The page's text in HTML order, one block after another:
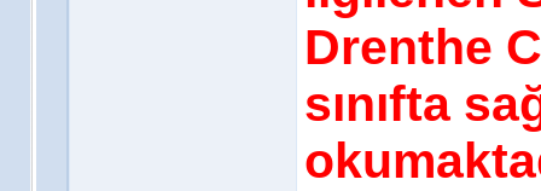
Drenthe
sınıfta